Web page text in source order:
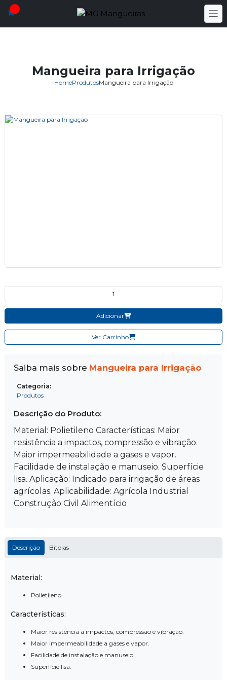
HomeProdutosMangueira para Irrigação
Mangueira para Irrigação
Quantidade do produto
Adicionar
Ver Carrinho
Saiba mais sobre Mangueira para Irrigação
Categoria:
Produtos
Descrição do Produto:
Material: Polietileno Características: Maior
resistência a impactos, compressão e vibração.
Maior impermeabilidade a gases e vapor.
Facilidade de instalação e manuseio. Superfície
lisa. Aplicação: Indicado para irrigação de áreas
agrícolas. Aplicabilidade: Agrícola Industrial
Construção Civil Alimentício
Descrição Bitolas
Material:
Polietileno
Características:
Maior resistência a impactos, compressão e vibração.
Maior impermeabilidade a gases e vapor.
Facilidade de instalação e manuseio.
Superfície lisa.